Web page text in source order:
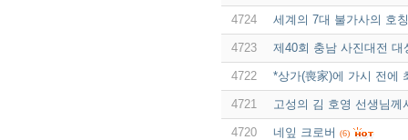
4724 세계의 7대 불가사의 호
4723 제40회 충남 사진대전
4722 *상가(喪家)에 가시 전에
4721 고성의 김 호영 선생님께
4720 네잎 크로버 (6)